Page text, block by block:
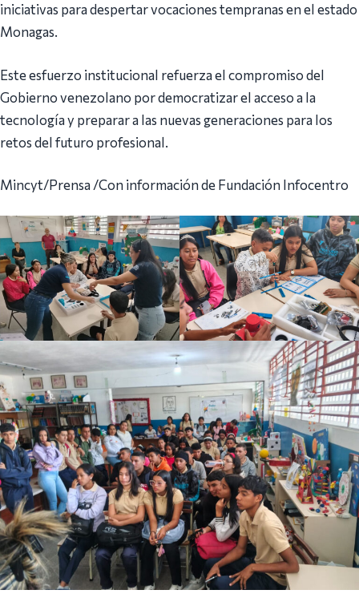
iniciativas para despertar vocaciones tempranas en el estado
Monagas.
Este esfuerzo institucional refuerza el compromiso del
Gobierno venezolano por democratizar el acceso a la
tecnología y preparar a las nuevas generaciones para los
retos del futuro profesional.
Mincyt/Prensa /Con información de Fundación Infocentro